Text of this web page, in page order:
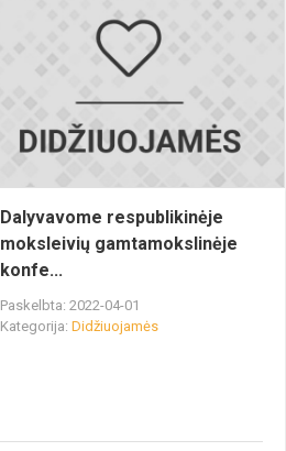
Dalyvavome respublikinėje
moksleivių gamtamokslinėje
konfe...
Paskelbta: 2022-04-01
Kategorija:Didžiuojamės